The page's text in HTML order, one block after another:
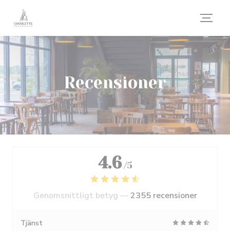
Cookie- hanteringspanel
Recensioner
4.6 /5
Genomsnittligt betyg —2355 recensioner
Tjänst